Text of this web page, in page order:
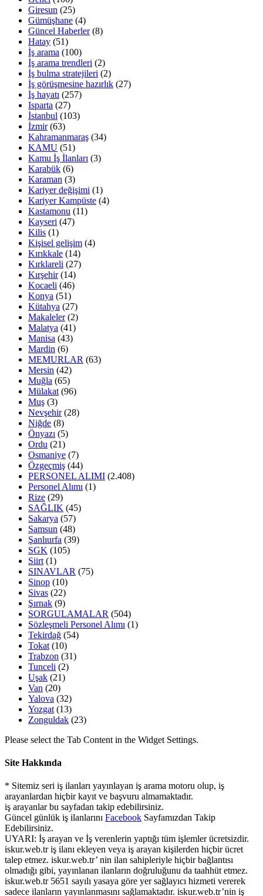
Giresun (25)
Gümüşhane (4)
Güncel Haberler(8)
Hatay (51)
İş arama (100)
İş arama trendleri (2)
İş bulma stratejileri (2)
İş görüşmesine hazırlık (27)
İş hayatı (257)
Isparta (27)
İstanbul (103)
İzmir(63)
Kahramanmaraş (34)
KAMU (51)
Kamu İş İlanları (3)
Karabük (6)
Karaman (3)
Kariyer değişimi (1)
Kariyer Kampüste (4)
Kastamonu (11)
Kayseri (47)
Kilis (1)
Kişisel gelişim (4)
Kırıkkale (14)
Kırklareli (27)
Kırşehir(14)
Kocaeli (46)
Konya (51)
Kütahya (27)
Makaleler(2)
Malatya (41)
Manisa (43)
Mardin (6)
MEMURLAR (63)
Mersin (42)
Muğla (65)
Mülakat (96)
Muş (3)
Nevşehir(28)
Niğde (8)
Önyazı (5)
Ordu (21)
Osmaniye (7)
Özgeçmiş (44)
PERSONEL ALIMI (2.408)
Personel Alımı (1)
Rize (29)
SAĞLIK (45)
Sakarya (57)
Samsun (48)
Şanlıurfa (39)
SGK (105)
Siirt (1)
SINAVLAR (75)
Sinop (10)
Sivas (22)
Şırnak (9)
SORGULAMALAR (504)
Sözleşmeli Personel Alımı (1)
Tekirdağ (54)
Tokat (10)
Trabzon (31)
Tunceli (2)
Uşak (21)
Van (20)
Yalova (32)
Yozgat (13)
Zonguldak (23)
Please select the Tab Content in the Widget Settings.
Site Hakkında
* Sitemiz seri iş ilanları yayınlayan iş arama motoru olup, iş
arayanlardan hiçbir kayıt ve başvuru almamaktadır.
iş arayanlar bu sayfadan takip edebilirsiniz.
Güncel günlük iş ilanlarını Facebook Sayfamızdan Takip
Edebilirsiniz.
UYARI: İş arayan ve İş verenlerin yaptığı tüm işlemler ücretsizdir.
iskur.web.tr iş ilanı ekleyen veya iş arayan kişilerden hiçbir ücret
talep etmez. iskur.web.tr’ nin ilan sahipleriyle hiçbir bağlantısı
olmadığı gibi, yayınlanan ilanların doğruluğunu da taahhüt etmez.
iskur.web.tr 5651 sayılı yasaya göre yer sağlayıcı hizmeti vererek
sadece ilanların yayınlanmasını sağlamaktadır. iskur.web.tr’nin iş